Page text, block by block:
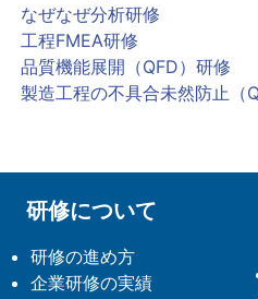
なぜなぜ分析研修
工程FMEA研修
品質機能展開（QFD）研修
製造工程の不具合未然防止（
研修について
研修の進め方
企業研修の実績